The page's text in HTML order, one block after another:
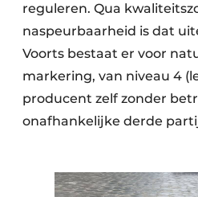
reguleren. Qua
naspeurbaarheid is dat
Voorts bestaat er voor
markering, van niveau 4
producent zelf zonder
onafhankelijke derde